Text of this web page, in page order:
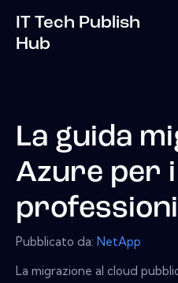
IT Tech Publish
Hub
La guida
Azure per i
Pubblicato da: NetApp
La migrazione al cloud